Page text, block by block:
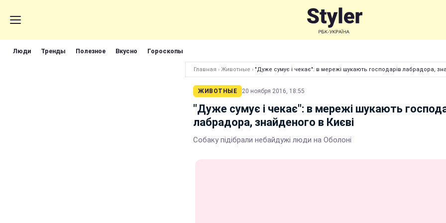
Люди Тренды Полезное Вкусно Гороскопы
Главная › Животные › "Дуже сумує і чекає": в мережі шукають господарів лабрадора,
ЖИВОТНЫЕ 20 ноября 2016, 18:55
"Дуже сумує і чекає": в мережі шукають
лабрадора, знайденого в Києві
Собаку підібрали небайдужі люди на Оболоні